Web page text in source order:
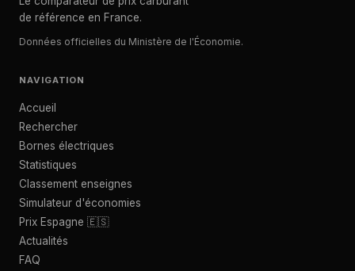
de référence en France.
Données officielles du Ministère de l'Économie.
NAVIGATION
Accueil
Rechercher
Bornes électriques
Statistiques
Classement enseignes
Simulateur d'économies
Prix Espagne 🇪🇸
Actualités
FAQ